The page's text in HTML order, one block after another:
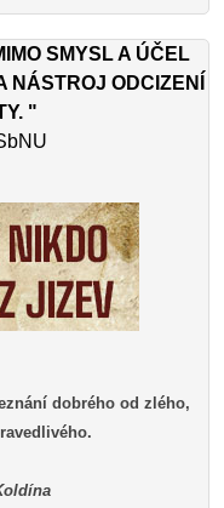
SMYSL A ÚČEL
NÁSTROJ ODCIZENÍ
"
dobrého od zlého,